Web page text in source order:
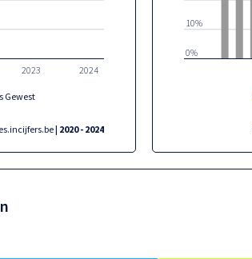
Gewest
2023 2024
| 2020 - 2024
0%
10%